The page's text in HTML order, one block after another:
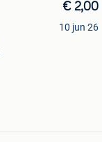
€ 2,00
10 jun 26